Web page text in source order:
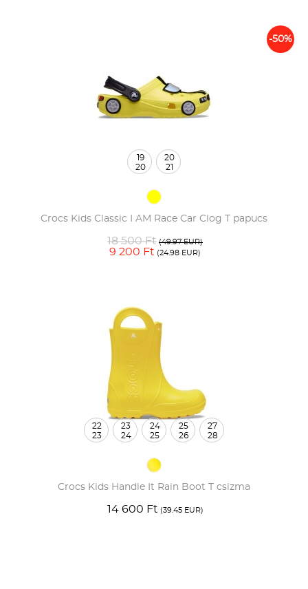
-50%
Crocs Kids Classic I AM Race Car Clog T papucs
18 500 Ft (49.97 EUR)
9 200 Ft (24.98 EUR)
19
20
20
21
Crocs Kids Handle It Rain Boot T csizma
14 600 Ft (39.45 EUR)
22
23
23
24
24
25
25
26
27
28